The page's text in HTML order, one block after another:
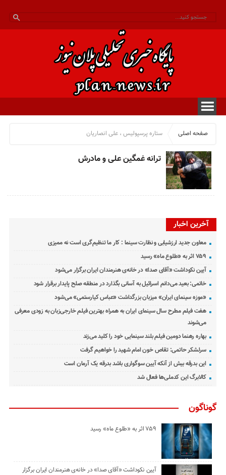
صفحه اصلی ستاره پرسپولیس ، علی انصاریان
ترانه غمگین علی و مادرش
آخرین اخبار
معاون جدید ارزشیابی و نظارت سینما : کار ما تنظیم‌گری است نه ممیزی
۷۵۹ اثر به «طلوع ماه» رسید
آیین نکوداشت «آقای صدا» در خانه‌ی هنرمندان ایران برگزار می‌شود
خاتمی: بعید می‌دانم اسرائیل به آسانی بگذارد در منطقه صلح پایدار برقرار شود
«موزه سینمای ایران» میزبان بزرگداشت «عباس کیارستمی» می‌شود
هفت فیلم مطرح سال سینمای ایران به همراه بهترین فیلم خارجی‌زبان به زودی معرفی
می‌شوند
بهاره رهنما دومین فیلم بلند سینمایی خود را کلید می‌زند
سرلشکر حاتمی: تقاص خون امام شهید را خواهیم گرفت
این بدرقه بیش از آنکه آیین سوگواری باشد بدرقه یک آرمان است
کالابرگ این کدملی‌ها فعال شد
گوناگون
۷۵۹ اثر به «طلوع ماه» رسید
آیین نکوداشت «آقای صدا» در خانه‌ی هنرمندان ایران برگزار